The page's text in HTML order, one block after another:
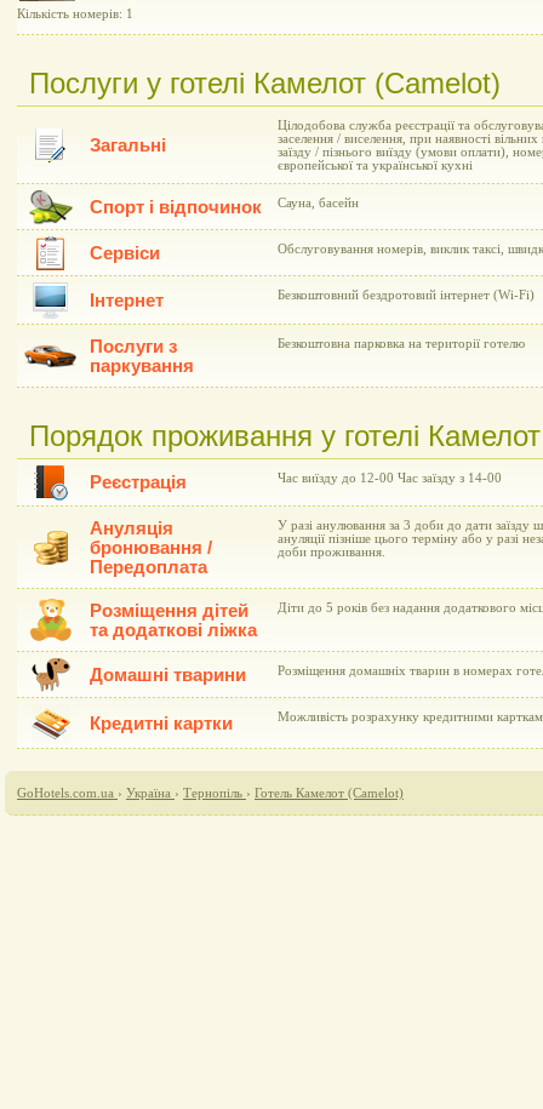
Кількість номерів: 1
Послуги у готелі Камелот (Camelot)
Загальні
Цілодобова служба реєстрації та
заселення / виселення, при наявності
заїзду / пізнього виїзду (умови оплати),
європейської та української кухні
Спорт і відпочинок Сауна, басейн
Сервіси Обслуговування номерів, виклик таксі,
Інтернет Безкоштовний бездротовий інтернет (Wi-Fi)
Послуги з
паркування
Безкоштовна парковка на території готелю
Порядок проживання у готелі
Реєстрація Час виїзду до 12-00 Час заїзду з 14-00
Ануляція
бронювання /
Передоплата
У разі анулювання за 3 доби до дати заїзду
ануляції пізніше цього терміну або у разі
доби проживання.
Розміщення дітей
та додаткові ліжка
Діти до 5 років без надання додаткового
Домашні тварини Розміщення домашніх тварин в номерах
Кредитні картки Можливість розрахунку кредитними
GoHotels.com.ua › Україна › Тернопіль › Готель Камелот (Camelot)